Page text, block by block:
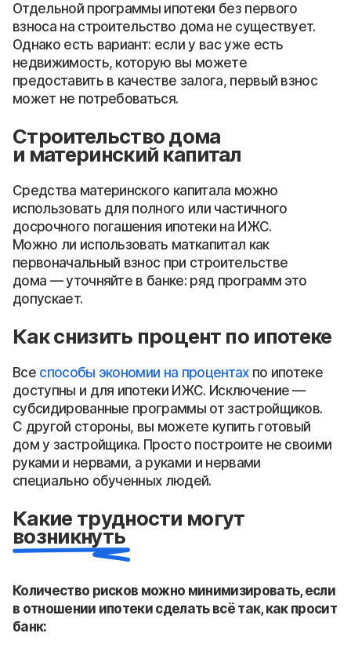
Отдельной программы ипотеки без первого
взноса на строительство дома не существует.
Однако есть вариант: если у вас уже есть
недвижимость, которую вы можете
предоставить в качестве залога, первый взнос
может не потребоваться.
Строительство дома
и материнский капитал
Средства материнского капитала можно
использовать для полного или частичного
досрочного погашения ипотеки на ИЖС.
Можно ли использовать маткапитал как
первоначальный взнос при строительстве
дома — уточняйте в банке: ряд программ это
допускает.
Как снизить процент по ипотеке
Все способы экономии на процентахпо ипотеке
доступны и для ипотеки ИЖС. Исключение —
субсидированные программы от застройщиков.
С другой стороны, вы можете купить готовый
дом у застройщика. Просто построите не своими
руками и нервами, а руками и нервами
специально обученных людей.
Какие трудности могут
возникнуть
Количество рисков можно минимизировать, если
в отношении ипотеки сделать всё так, как просит
банк: